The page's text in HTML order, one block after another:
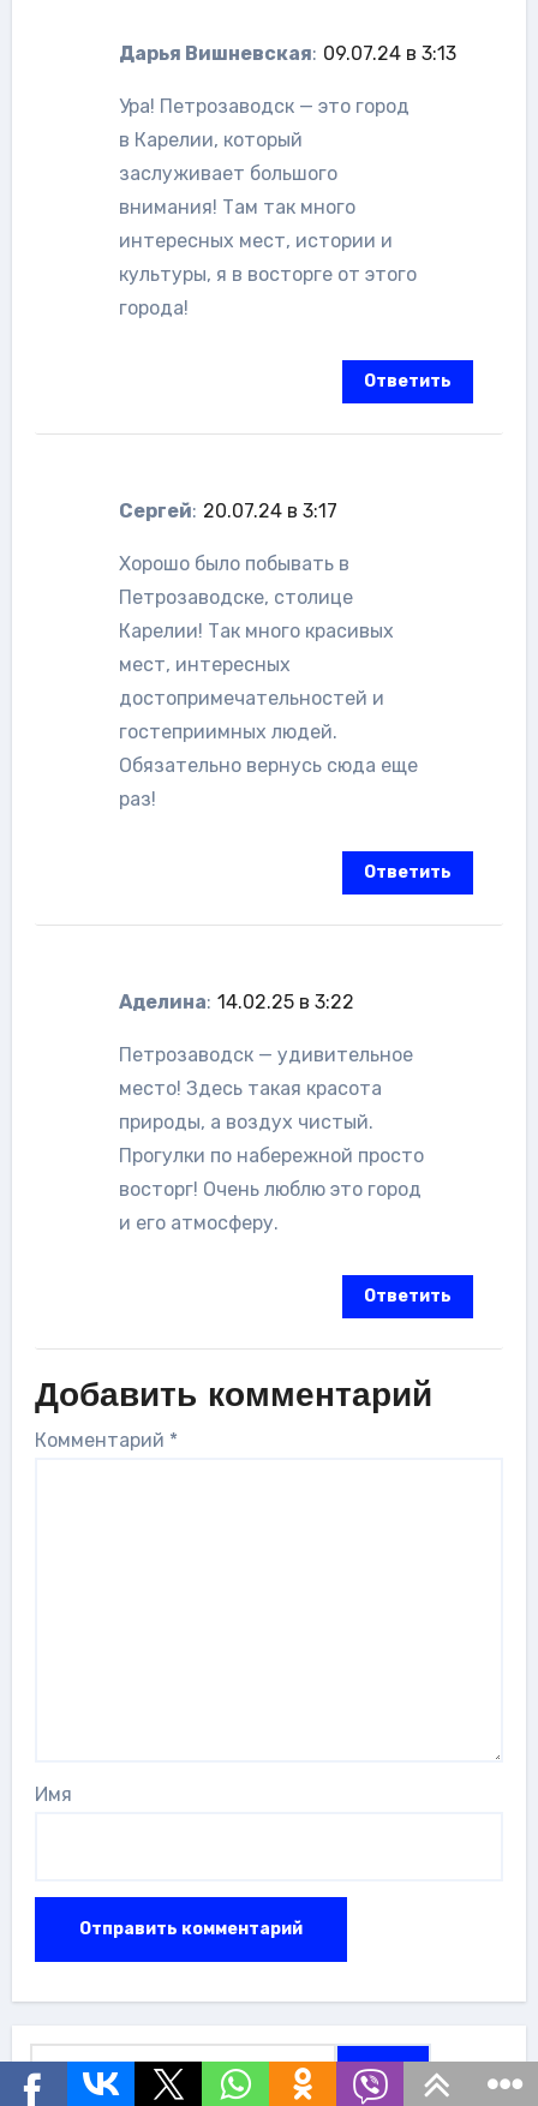
Дарья Вишневская: 09.07.24 в 3:13
Ура! Петрозаводск — это город
в Карелии, который
заслуживает большого
внимания! Там так много
интересных мест, истории и
культуры, я в восторге от этого
города!
Ответить
Сергей: 20.07.24 в 3:17
Хорошо было побывать в
Петрозаводске, столице
Карелии! Так много красивых
мест, интересных
достопримечательностей и
гостеприимных людей.
Обязательно вернусь сюда еще
раз!
Ответить
Аделина: 14.02.25 в 3:22
Петрозаводск — удивительное
место! Здесь такая красота
природы, а воздух чистый.
Прогулки по набережной просто
восторг! Очень люблю это город
и его атмосферу.
Ответить
Добавить комментарий
Комментарий *
Имя
Найти: